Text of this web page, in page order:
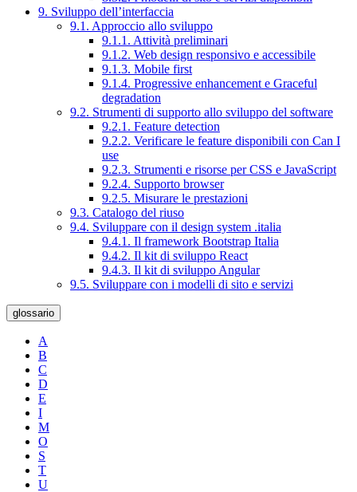
9. Sviluppo dell’interfaccia
9.1. Approccio allo sviluppo
9.1.1. Attività preliminari
9.1.2. Web design responsivo e accessibile
9.1.3. Mobile first
9.1.4. Progressive enhancement e Graceful
degradation
9.2. Strumenti di supporto allo sviluppo del software
9.2.1. Feature detection
9.2.2. Verificare le feature disponibili con Can I
use
9.2.3. Strumenti e risorse per CSS e JavaScript
9.2.4. Supporto browser
9.2.5. Misurare le prestazioni
9.3. Catalogo del riuso
9.4. Sviluppare con il design system .italia
9.4.1. Il framework Bootstrap Italia
9.4.2. Il kit di sviluppo React
9.4.3. Il kit di sviluppo Angular
9.5. Sviluppare con i modelli di sito e servizi
glossario
A
B
C
D
E
I
M
O
S
T
U